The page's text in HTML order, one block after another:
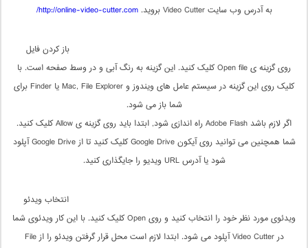
به آدرس وب سایت Video Cutter بروید.
http://online-video-cutter.com/
باز کردن فایل
روی گزینه ی Open file کلیک کنید. این گزینه به رنگ آبی و در وسط صفحه است. با
کلیک روی این گزینه در سیستم عامل های ویندوز و Mac, File Explorer یا Finder برای
شما باز می شود.
اگر لازم باشد Adobe Flash راه اندازی شود, ابتدا باید روی گزینه ی Allow کلیک کنید.
شما همچنین می توانید روی آیکون Google Drive کلیک کنید تا از Google Drive آپلود
شود یا آدرس URL ویدیو را جایگذاری کنید.
انتخاب ویدئو
ویدئوی مورد نظر خود را انتخاب کنید و روی Open کلیک کنید. با این کار ویدئوی شما
در Video Cutter آپلود می شود. ابتدا لازم است محل قرار گرفتن ویدئو را از File